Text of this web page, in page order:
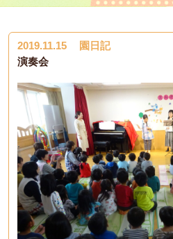
2019.11.15
園日記
演奏会